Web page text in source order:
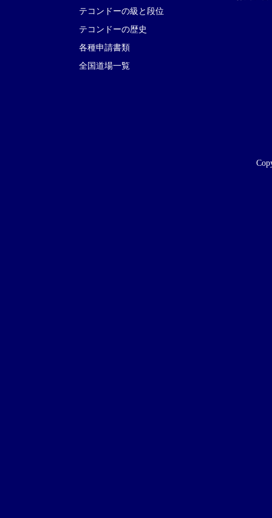
テコンドーの級と段位
テコンドーの歴史
各種申請書類
全国道場一覧